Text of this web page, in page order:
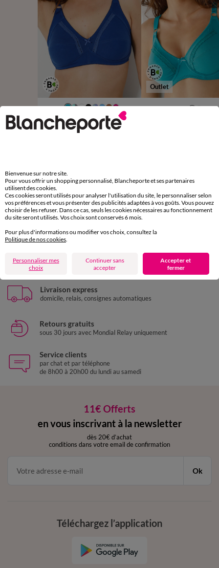
Outlet
D'autres idées de Maxi culotte
Maxi culotte Lot de culottes
Payez plus tard ou en plusieurs fois
Livraison express
domicile, relais, consignes automatiques
Retours gratuits
sous 30 jours avec Mondial Relay uniquement
Service clients
par chat et par téléphone
de 8h00 à 20h00 du lundi au samedi
11€ Offerts
en vous inscrivant à la newsletter
dès 20€ d’achat
conditions dans votre email de confirmation
Ok
Téléchargez l’application
Bienvenue sur notre site.
Pour vous offrir un shopping personnalisé, Blancheporte et ses partenaires
utilisent des cookies.
Ces cookies seront utilisés pour analyser l'utilisation du site, le personnaliser selon
vos préférences et vous présenter des publicités adaptées à vos goûts. Vous pouvez
choisir de les refuser. Dans ce cas, seuls les cookies nécessaires au fonctionnement
du site seront utilisés. Vos choix sont conservés 6 mois.
Pour plus d'informations ou modifier vos choix, consultez la
Politique de nos cookies.
Personnaliser mes
choix
Continuer sans
accepter
Accepter et
fermer